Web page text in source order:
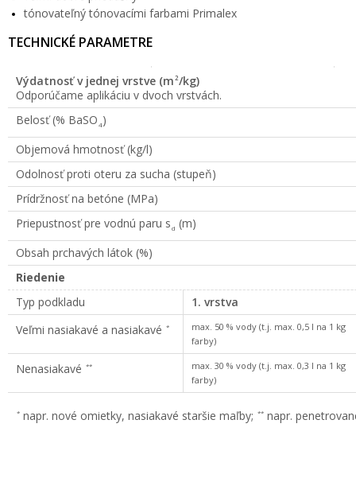
tónovateľný tónovacími farbami Primalex
TECHNICKÉ PARAMETRE
Výdatnosť v jednej vrstve (m2/kg)
Odporúčame aplikáciu v dvoch vrstvách.
Belosť (% BaSO4)
Objemová hmotnosť (kg/l)
Odolnosť proti oteru za sucha (stupeň)
Prídržnosť na betóne (MPa)
Priepustnosť pre vodnú paru sd (m)
Obsah prchavých látok (%)
Riedenie
Typ podkladu
1. vrstva
Veľmi nasiakavé a nasiakavé *
max. 50 % vody (t.j. max. 0,5 l na 1 kg
farby)
Nenasiakavé **
max. 30 % vody (t.j. max. 0,3 l na 1 kg
farby)
* napr. nové omietky, nasiakavé staršie maľby; ** napr.